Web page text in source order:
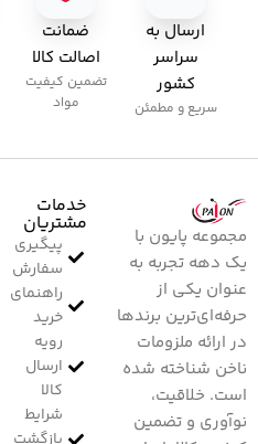
ارسال به
سراسر
کشور
سریع و مطمئن
ضمانت
اصالت کالا
تضمین کیفیت
مواد
مجموعه پایون با
یک دهه تجربه به
عنوان یکی از
حرفه‌ای‌ترین برندها
در ارائه ملزومات
ناخن شناخته شده
است. خلاقیت،
نوآوری و تضمین
خدمات
مشتریان
پیگیری
سفارش
راهنمای
خرید
رویه
ارسال
کالا
شرایط